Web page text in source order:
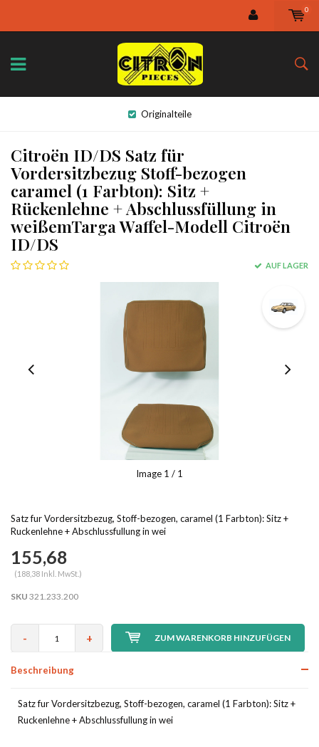
0
Originalteile
Citroën ID/DS Satz für
Vordersitzbezug Stoff-bezogen
caramel (1 Farbton): Sitz +
Rückenlehne + Abschlussfüllung in
weißemTarga Waffel-Modell Citroën
ID/DS
AUF LAGER
Image 1 / 1
Satz fur Vordersitzbezug, Stoff-bezogen, caramel (1 Farbton): Sitz +
Ruckenlehne + Abschlussfullung in wei
155,68
(188,38 Inkl. MwSt.)
SKU 321.233.200
- + ZUM WARENKORB HINZUFÜGEN
Beschreibung
Satz fur Vordersitzbezug, Stoff-bezogen, caramel (1 Farbton): Sitz +
Ruckenlehne + Abschlussfullung in wei